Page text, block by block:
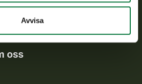
Avvisa
oss